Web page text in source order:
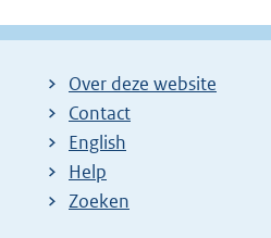
Over deze website
Contact
English
Help
Zoeken